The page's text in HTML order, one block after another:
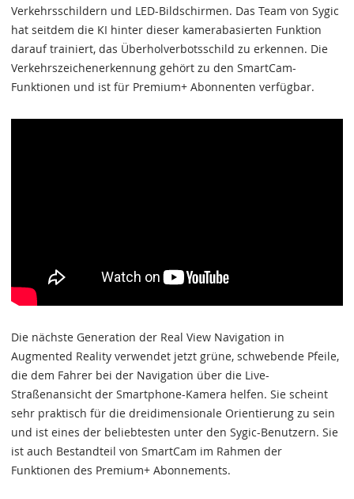
Verkehrsschildern und LED-Bildschirmen. Das Team von Sygic
hat seitdem die KI hinter dieser kamerabasierten Funktion
darauf trainiert, das Überholverbotsschild zu erkennen. Die
Verkehrszeichenerkennung gehört zu den SmartCam-
Funktionen und ist für Premium+ Abonnenten verfügbar.
Die nächste Generation der Real View Navigation in
Augmented Reality verwendet jetzt grüne, schwebende Pfeile,
die dem Fahrer bei der Navigation über die Live-
Straßenansicht der Smartphone-Kamera helfen. Sie scheint
sehr praktisch für die dreidimensionale Orientierung zu sein
und ist eines der beliebtesten unter den Sygic-Benutzern. Sie
ist auch Bestandteil von SmartCam im Rahmen der
Funktionen des Premium+ Abonnements.